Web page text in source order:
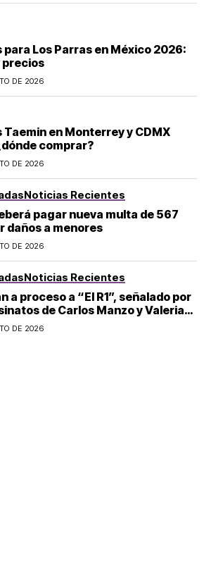
para Los Parras en México 2026:
precios
DE 2026
Taemin en Monterrey y CDMX
comprar?
DE 2026
Noticias Recientes
pagar nueva multa de 567
daños a menores
DE 2026
Noticias Recientes
a proceso a “El R1”, señalado por
de Carlos Manzo y Valeria
DE 2026